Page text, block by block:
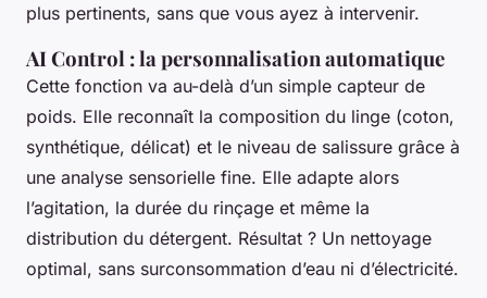
plus pertinents, sans que vous ayez à intervenir.
AI Control : la personnalisation automatique
Cette fonction va au-delà d’un simple capteur de
poids. Elle reconnaît la composition du linge (coton,
synthétique, délicat) et le niveau de salissure grâce à
une analyse sensorielle fine. Elle adapte alors
l’agitation, la durée du rinçage et même la
distribution du détergent. Résultat ? Un nettoyage
optimal, sans surconsommation d’eau ni d’électricité.